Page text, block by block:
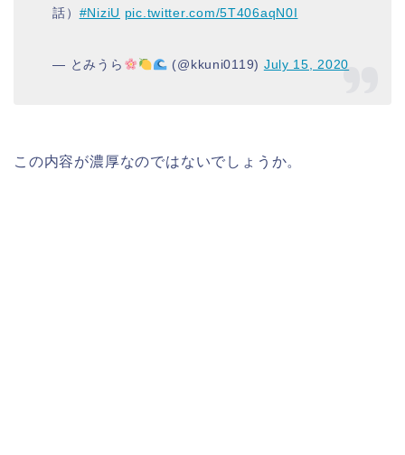
話） #NiziU pic.twitter.com/5T406aqN0I
— とみうら (@kkuni0119) July 15, 2020
この内容が濃厚なのではないでしょうか。